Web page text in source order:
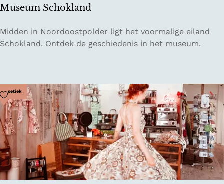
f
c
h
l
e
n
b
e
a
c
h
c
Museum Schokland
M
u
m
S
c
h
k
l
a
Midden in Noordoostpolder ligt het voormalige eiland
Schokland. Ontdek de geschiedenis in het museum.
Boetiek
Voeg toe als favoriet